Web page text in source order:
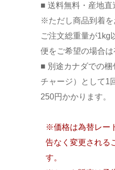
■ 送料無料・産地直
※ただし商品到着を
ご注文総重量が1kg
便をご希望の場合は
■ 別途カナダでの
チャージ）として1
250円かかります。
※価格は為替レー
告なく変更される
す。